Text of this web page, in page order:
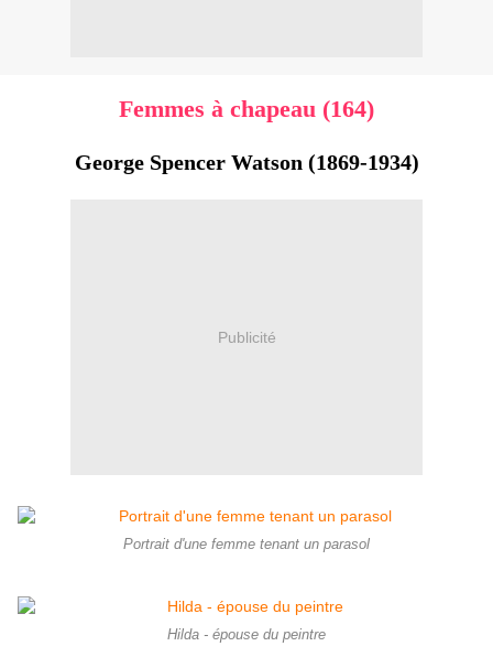
Femmes à chapeau (164)
George Spencer Watson (1869-1934)
Publicité
Portrait d'une femme tenant un parasol
Hilda - épouse du peintre